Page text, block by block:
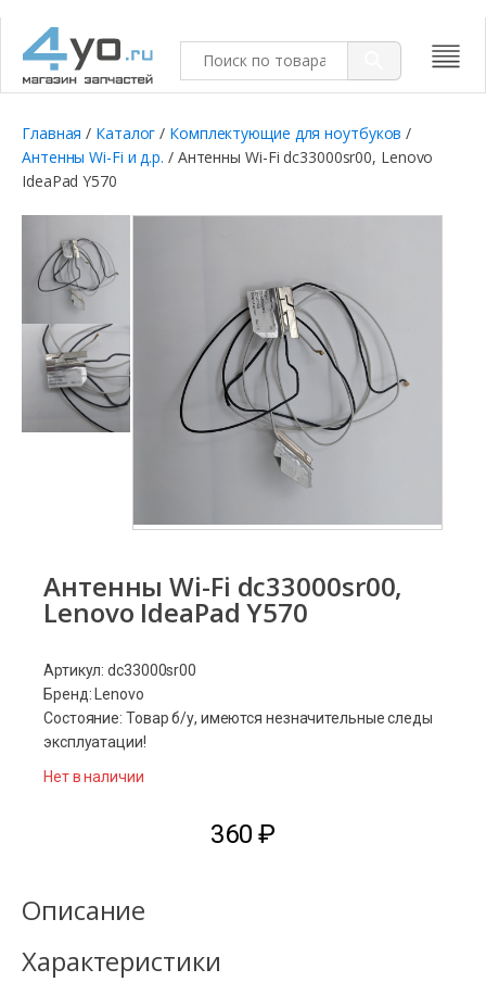
Главная / Каталог / Комплектующие для ноутбуков /
Антенны Wi-Fi и д.р. / Антенны Wi-Fi dc33000sr00, Lenovo
IdeaPad Y570
Антенны Wi-Fi dc33000sr00,
Lenovo IdeaPad Y570
Артикул: dc33000sr00
Бренд: Lenovo
Состояние: Товар б/у, имеются незначительные следы
эксплуатации!
Нет в наличии
360₽
Описание
Характеристики